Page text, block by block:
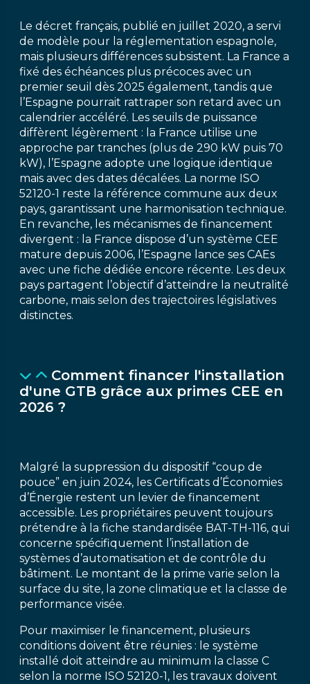
Le décret français, publié en juillet 2020, a servi
de modèle pour la réglementation espagnole,
mais plusieurs différences subsistent. La France a
fixé des échéances plus précoces avec un
premier seuil dès 2025 également, tandis que
l’Espagne pourrait rattraper son retard avec un
calendrier accéléré. Les seuils de puissance
diffèrent légèrement : la France utilise une
approche par tranches (plus de 290 kW puis 70
kW), l’Espagne adopte une logique identique
mais avec des dates décalées. La norme ISO
52120-1 reste la référence commune aux deux
pays, garantissant une harmonisation technique.
En revanche, les mécanismes de financement
divergent : la France dispose d’un système CEE
mature depuis 2006, l’Espagne lance ses CAEs
avec une fiche dédiée encore récente. Les deux
pays partagent l’objectif d’atteindre la neutralité
carbone, mais selon des trajectoires législatives
distinctes.
Comment financer l'installation
d'une GTB grâce aux primes CEE en
2026 ?
Malgré la suppression du dispositif “coup de
pouce” en juin 2024, les Certificats d’Économies
d’Énergie restent un levier de financement
accessible. Les propriétaires peuvent toujours
prétendre à la fiche standardisée BAT-TH-116, qui
concerne spécifiquement l’installation de
systèmes d’automatisation et de contrôle du
bâtiment. Le montant de la prime varie selon la
surface du site, la zone climatique et la classe de
performance visée.
Pour maximiser le financement, plusieurs
conditions doivent être réunies : le système
installé doit atteindre au minimum la classe C
selon la norme ISO 52120-1, les travaux doivent